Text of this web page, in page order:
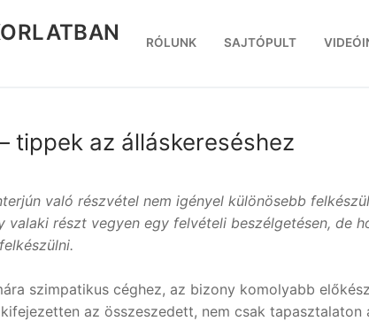
RÓLUNK SAJTÓPULT
tippek az álláskereséshez
való részvétel nem igényel különösebb
valaki részt vegyen egy felvételi beszélgetésen, de
szimpatikus céghez, az bizony komolyabb
az összeszedett, nem csak tapasztalaton